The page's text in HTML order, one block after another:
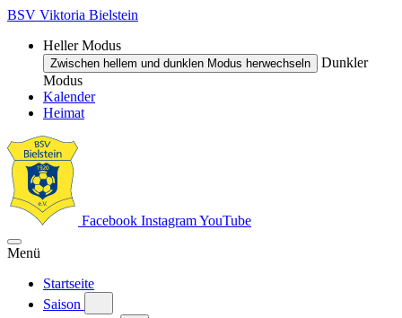
BSV Viktoria Bielstein
Heller Modus
Zwischen hellem und dunklen Modus herwechseln
Dunkler
Modus
Kalender
Heimat
Facebook InstagramYouTube
Menü
Startseite
Saison